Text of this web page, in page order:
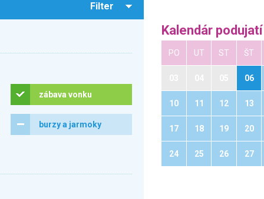
Filter
zábava vonku
burzy a jarmoky
Kalendár podujatí
PO UT ST ŠT
06
10 11 12 13
17 18 19 20
24 25 26 27